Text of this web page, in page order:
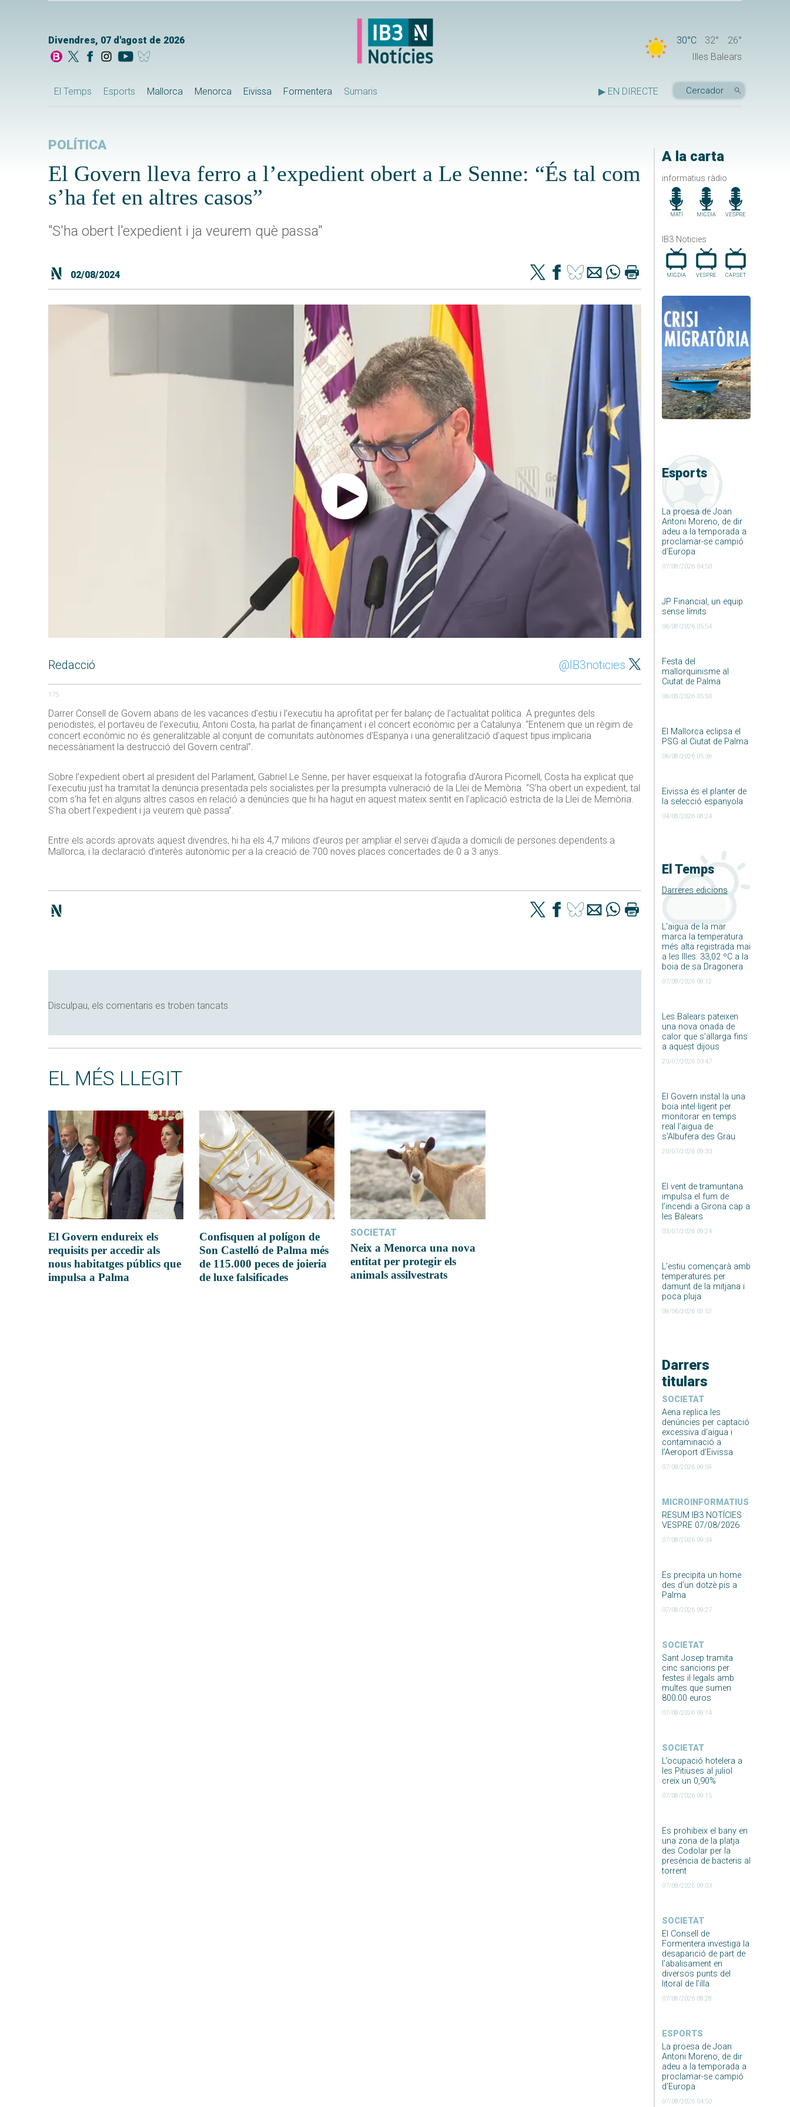
Divendres, 07 d'agost de 2026 30°C 32°
26°
Illes Balears
El Temps Esports Mallorca Menorca Eivissa Formentera Sumaris ▶ EN DIRECTE
A la carta
informatius ràdio
MATÍ MIGDIA VESPRE
IB3 Noticies
MIGDIA VESPRE CAP.SET
Esports
La proesa de Joan
Antoni Moreno, de dir
adeu a la temporada a
proclamar-se campió
d’Europa
07/08/2026 04:50
JP Financial, un equip
sense límits
06/08/2026 05:54
Festa del
mallorquinisme al
Ciutat de Palma
06/08/2026 05:50
El Mallorca eclipsa el
PSG al Ciutat de Palma
06/08/2026 05:36
Eivissa és el planter de
la selecció espanyola
04/08/2026 08:24
El Temps
Darreres edicions
L’aigua de la mar
marca la temperatura
més alta registrada mai
a les Illes: 33,02 ºC a la
boia de sa Dragonera
07/08/2026 08:12
Les Balears pateixen
una nova onada de
calor que s’allarga fins
a aquest dijous
20/07/2026 03:47
El Govern instal·la una
boia intel·ligent per
monitorar en temps
real l’aigua de
s’Albufera des Grau
20/07/2026 09:33
El vent de tramuntana
impulsa el fum de
l’incendi a Girona cap a
les Balears
03/07/2026 09:24
L’estiu començarà amb
temperatures per
damunt de la mitjana i
poca pluja
09/06/2026 02:52
Darrers
titulars
SOCIETAT
Aena replica les
denúncies per captació
excessiva d’aigua i
contaminació a
l’Aeroport d’Eivissa
07/08/2026 09:59
MICROINFORMATIUS
RESUM IB3 NOTÍCIES
VESPRE 07/08/2026
07/08/2026 09:34
Es precipita un home
des d’un dotzè pis a
Palma
07/08/2026 09:27
SOCIETAT
Sant Josep tramita
cinc sancions per
festes il·legals amb
multes que sumen
800.00 euros
07/08/2026 09:14
SOCIETAT
L’ocupació hotelera a
les Pitiüses al juliol
creix un 0,90%
07/08/2026 09:15
Es prohibeix el bany en
una zona de la platja
des Codolar per la
presència de bacteris al
torrent
07/08/2026 09:03
SOCIETAT
El Consell de
Formentera investiga la
desaparició de part de
l’abalisament en
diversos punts del
litoral de l’illa
07/08/2026 08:28
ESPORTS
La proesa de Joan
Antoni Moreno, de dir
adeu a la temporada a
proclamar-se campió
d’Europa
07/08/2026 04:50
POLÍTICA
El Govern lleva ferro a l’expedient obert a Le Senne: “És tal com
s’ha fet en altres casos”
"S'ha obert l'expedient i ja veurem què passa"
02/08/2024
Redacció @IB3noticies
175
Darrer Consell de Govern abans de les vacances d’estiu i l’executiu ha aprofitat per fer balanç de l’actualitat política. A preguntes dels
periodistes, el portaveu de l’executiu, Antoni Costa, ha parlat de finançament i el concert econòmic per a Catalunya: “Entenem que un règim de
concert econòmic no és generalitzable al conjunt de comunitats autònomes d’Espanya i una generalització d’aquest tipus implicaria
necessàriament la destrucció del Govern central”.
Sobre l’expedient obert al president del Parlament, Gabriel Le Senne, per haver esqueixat la fotografia d’Aurora Picornell, Costa ha explicat que
l’executiu just ha tramitat la denúncia presentada pels socialistes per la presumpta vulneració de la Llei de Memòria. “S’ha obert un expedient, tal
com s’ha fet en alguns altres casos en relació a denúncies que hi ha hagut en aquest mateix sentit en l’aplicació estricta de la Llei de Memòria.
S’ha obert l’expedient i ja veurem què passa”.
Entre els acords aprovats aquest divendres, hi ha els 4,7 milions d’euros per ampliar el servei d’ajuda a domicili de persones dependents a
Mallorca, i la declaració d’interès autonòmic per a la creació de 700 noves places concertades de 0 a 3 anys.
Disculpau, els comentaris es troben tancats
EL MÉS LLEGIT
El Govern endureix els
requisits per accedir als
nous habitatges públics que
impulsa a Palma
Confisquen al polígon de
Son Castelló de Palma més
de 115.000 peces de joieria
de luxe falsificades
SOCIETAT
Neix a Menorca una nova
entitat per protegir els
animals assilvestrats